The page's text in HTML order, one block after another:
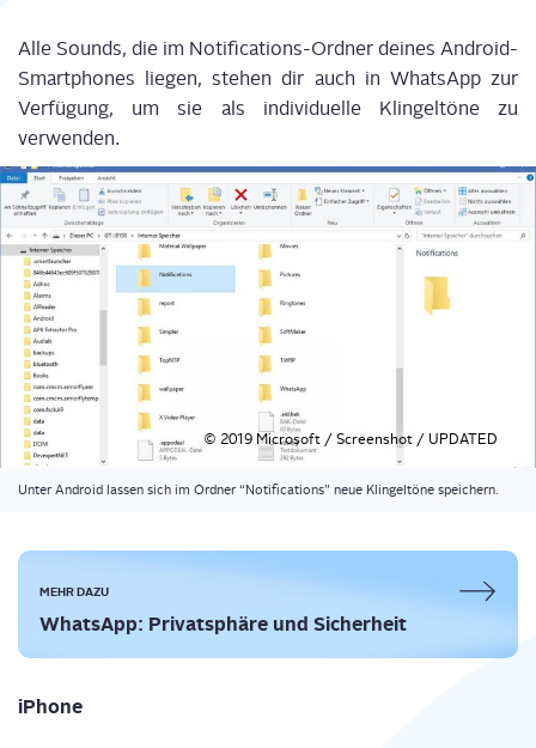
Alle Sounds, die im Noti­fi­ca­ti­ons-Ord­ner dei­nes Android-
Smart­phones lie­gen, ste­hen dir auch in Whats­App zur
Ver­fü­gung, um sie als indi­vi­du­el­le Klin­gel­tö­ne zu
verwenden.
© 2019 Micro­soft / Screen­shot / UPDATED
Unter Android las­sen sich im Ord­ner “Noti­fi­ca­ti­ons” neue Klin­gel­tö­ne speichern.
MEHR DAZU
Whats­App: Pri­vat­sphä­re und Sicherheit
iPho­ne